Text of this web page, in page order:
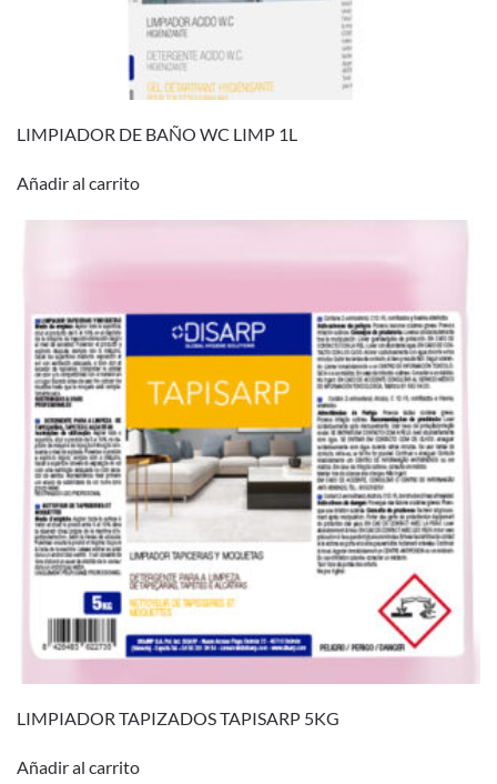
LIMPIADOR DE BAÑO WC LIMP 1L
Añadir al carrito
LIMPIADOR TAPIZADOS TAPISARP 5KG
Añadir al carrito